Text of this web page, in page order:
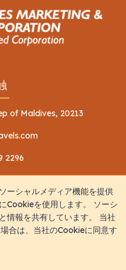
of Maldives, 20213
2296
報保護方針
ーシャルメディア機能を提供
Cookieを使用します。 ソーシ
情報を共有しています。 当社
合は、当社のCookieに同意す